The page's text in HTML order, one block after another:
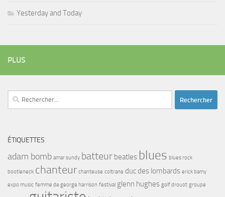
Yesterday and Today
PLUS
Rechercher :
ÉTIQUETTES
adam bomb amar sundy batteur beatles blues blues rock
bootleneck chanteur chanteuse coltrane duc des lombards erick bamy
expo music femme de george harrison festival glenn hughes golf drouot groupe